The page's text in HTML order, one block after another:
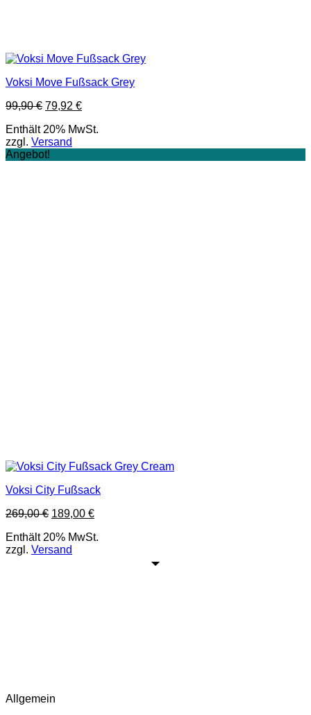
Voksi Move Fußsack Grey
99,90€ Ursprünglicher
war:
99,90 €
79,92 €Aktueller
ist:
Enthält 20% MwSt.
zzgl. Versand
Angebot!
Voksi City Fußsack
269,00€ 189,00 €
Enthält 20% MwSt.
zzgl. Versand
Allgemein